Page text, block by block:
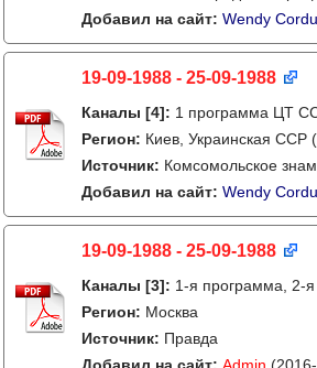
Добавил на сайт: Wendy
19-09-1988 - 25-09-1988
Каналы [4]: 1 программа ЦТ
Регион: Киев, Украинская ССР
Источник: Комсомольское
Добавил на сайт: Wendy
19-09-1988 - 25-09-1988
Каналы [3]: 1-я программа, 2-
Регион: Москва
Источник: Правда